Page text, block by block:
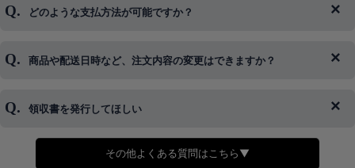
◆即日発送を行なっている関係上、午後以降のご連絡やキャンセル
※発送後、発送準備が完了しお手続きが間に合わない場合は変更、
どのような支払方法が可能ですか？
◆代金引換・クレジットカード・携帯キャリア決済・おねだり決
商品や配送日時など、注文内容の変更はできますか？
◆商品発送前の変更は承っております。
さい。
領収書を発行してほしい
◆領収書はご希望頂いた場合のみ発行しております。
その他よくある質問はこちら▼